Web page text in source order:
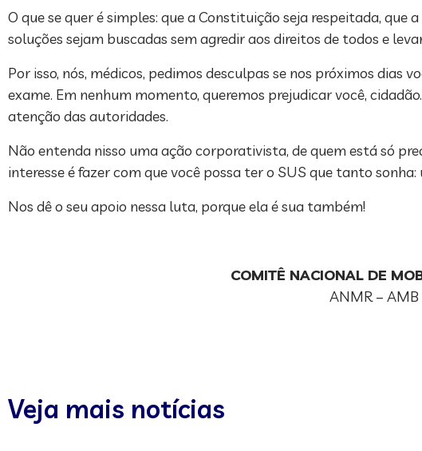
O que se quer é simples: que a Constituição seja respeitada, que
soluções sejam buscadas sem agredir aos direitos de todos e
Por isso, nós, médicos, pedimos desculpas se nos próximos
exame. Em nenhum momento, queremos prejudicar você,
atenção das autoridades.
Não entenda nisso uma ação corporativista, de quem está só
interesse é fazer com que você possa ter o SUS que tanto
Nos dê o seu apoio nessa luta, porque ela é sua também!
COMITÊ NACIONAL DE
ANMR – AMB
Veja mais notícias